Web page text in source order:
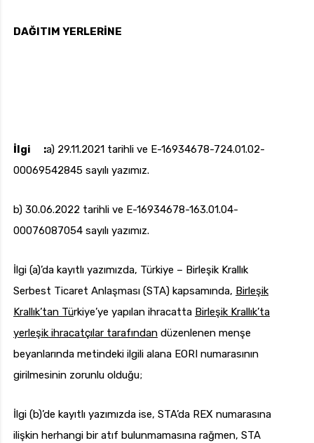
DAĞITIM YERLERİNE
İlgi :a) 29.11.2021 tarihli ve E-16934678-724.01.02-
00069542845 sayılı yazımız.
b) 30.06.2022 tarihli ve E-16934678-163.01.04-
00076087054 sayılı yazımız.
İlgi (a)’da kayıtlı yazımızda, Türkiye – Birleşik Krallık
Serbest Ticaret Anlaşması (STA) kapsamında, Birleşik
Krallık’tan Türkiye’ye yapılan ihracatta Birleşik Krallık’ta
yerleşik ihracatçılar tarafından düzenlenen menşe
beyanlarında metindeki ilgili alana EORI numarasının
girilmesinin zorunlu olduğu;
İlgi (b)’de kayıtlı yazımızda ise, STA’da REX numarasına
ilişkin herhangi bir atıf bulunmamasına rağmen, STA